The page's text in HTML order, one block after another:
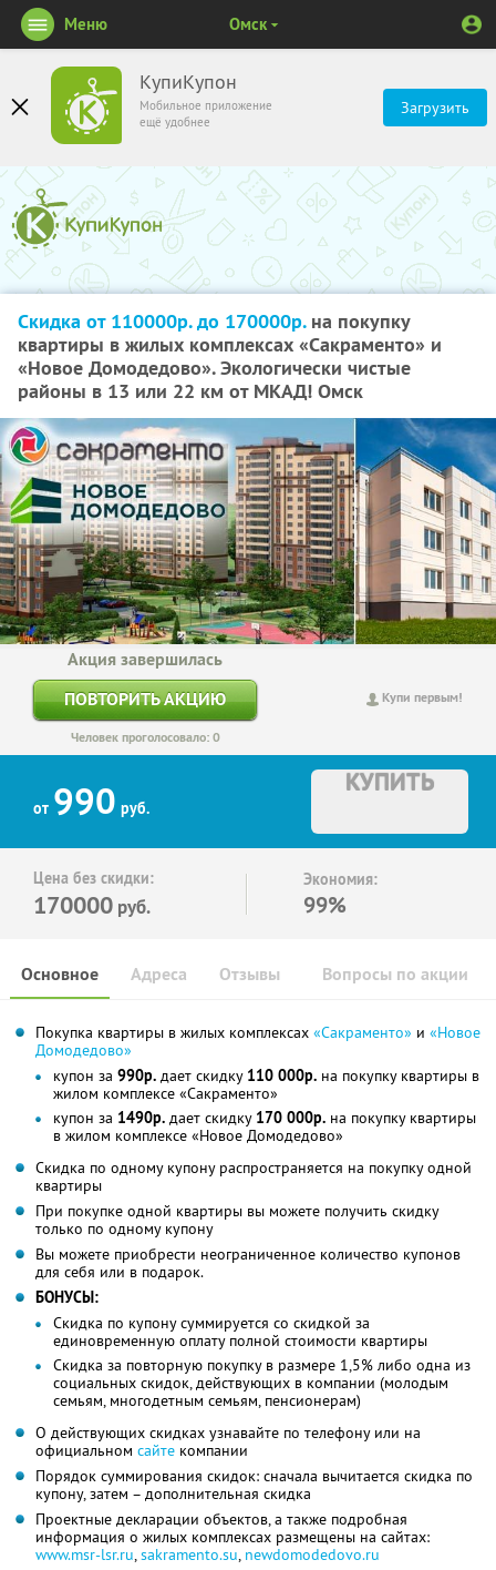
КупиКупон
Мобильное приложение
ещё удобнее
Загрузить
Меню Омск
Скидка от 110000р. до 170000р.на покупку
квартиры в жилых комплексах «Сакраменто» и
«Новое Домодедово». Экологически чистые
районы в 13 или 22 км от МКАД! Омск
Купи первым!
Акция завершилась
ПОВТОРИТЬ АКЦИЮ
Человек проголосовало: 0
от 990 руб.
КУПИТЬ
Цена без скидки:
170000 руб.
Экономия:
99%
Основное Отзывы Вопросы по акции
Адреса
Покупка квартиры в жилых комплексах «Сакраменто» и «Новое
Домодедово»
купон за 990р. дает скидку 110 000р. на покупку квартиры в
жилом комплексе «Сакраменто»
купон за 1490р. дает скидку 170 000р. на покупку квартиры
в жилом комплексе «Новое Домодедово»
Скидка по одному купону распространяется на покупку одной
квартиры
При покупке одной квартиры вы можете получить скидку
только по одному купону
Вы можете приобрести неограниченное количество купонов
для себя или в подарок.
БОНУСЫ:
Скидка по купону суммируется со скидкой за
единовременную оплату полной стоимости квартиры
Скидка за повторную покупку в размере 1,5% либо одна из
социальных скидок, действующих в компании (молодым
семьям, многодетным семьям, пенсионерам)
О действующих скидках узнавайте по телефону или на
официальном сайте компании
Порядок суммирования скидок: сначала вычитается скидка по
купону, затем – дополнительная скидка
Проектные декларации объектов, а также подробная
информация о жилых комплексах размещены на сайтах:
www.msr-lsr.ru,sakramento.su, newdomodedovo.ru